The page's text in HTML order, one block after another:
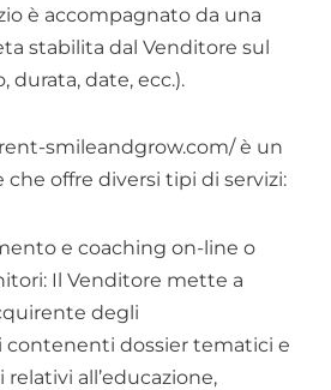
è accompagnato da una
stabilita dal Venditore sul
durata, date, ecc.).
smileandgrow.com/ è un
offre diversi tipi di servizi:
e coaching on-line o
Il Venditore mette a
degli
dossier tematici e
all’educazione,